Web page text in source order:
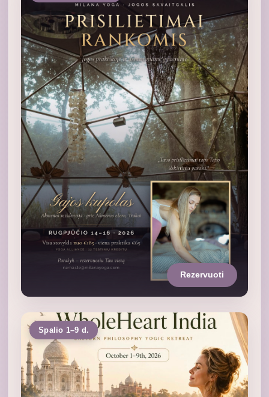
Rezervuoti
Spalio 1–9 d.